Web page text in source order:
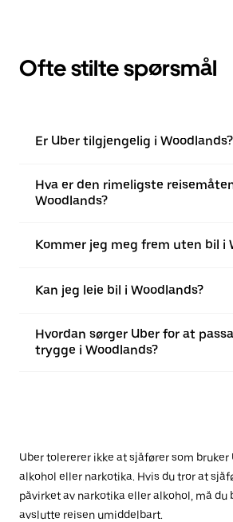
Ofte stilte spørsmål
Er Uber tilgjengelig i Woodlands?
Hva er den rimeligste
Woodlands?
Kommer jeg meg frem uten bil i
Kan jeg leie bil i Woodlands?
Hvordan sørger Uber for at
trygge i Woodlands?
Uber tolererer ikke at sjåfører som bruker
alkohol eller narkotika. Hvis du tror at
påvirket av narkotika eller alkohol, må du
avslutte reisen umiddelbart.